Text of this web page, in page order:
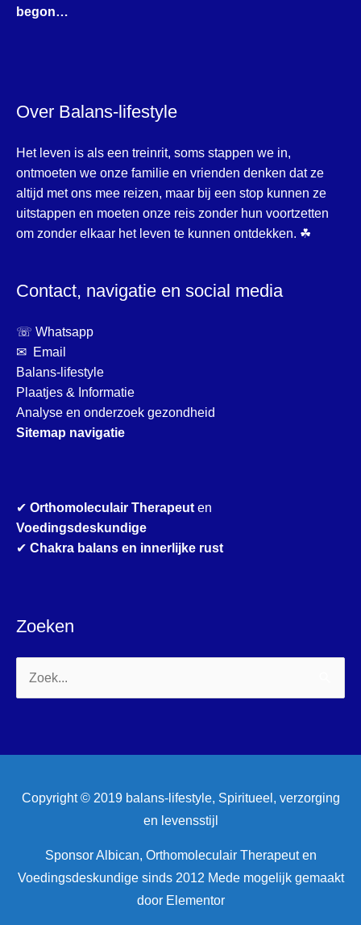
begon…
Over Balans-lifestyle
Het leven is als een treinrit, soms stappen we in,
ontmoeten we onze familie en vrienden denken dat ze
altijd met ons mee reizen, maar bij een stop kunnen ze
uitstappen en moeten onze reis zonder hun voortzetten
om zonder elkaar het leven te kunnen ontdekken. ☘
Contact, navigatie en social media
☏ Whatsapp
✉ Email
Balans-lifestyle
Plaatjes & Informatie
Analyse en onderzoek gezondheid
Sitemap navigatie
✔ Orthomoleculair Therapeuten
Voedingsdeskundige
✔ Chakra balans en innerlijke rust
Zoeken
Zoek
naar:
Copyright © 2019 balans-lifestyle, Spiritueel, verzorging
en levensstijl
Sponsor Albican, Orthomoleculair Therapeut en
Voedingsdeskundige sinds 2012 Mede mogelijk gemaakt
door Elementor